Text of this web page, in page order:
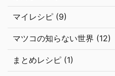
マイレシピ (9)
マツコの知らない世界 (12)
まとめレシピ (1)